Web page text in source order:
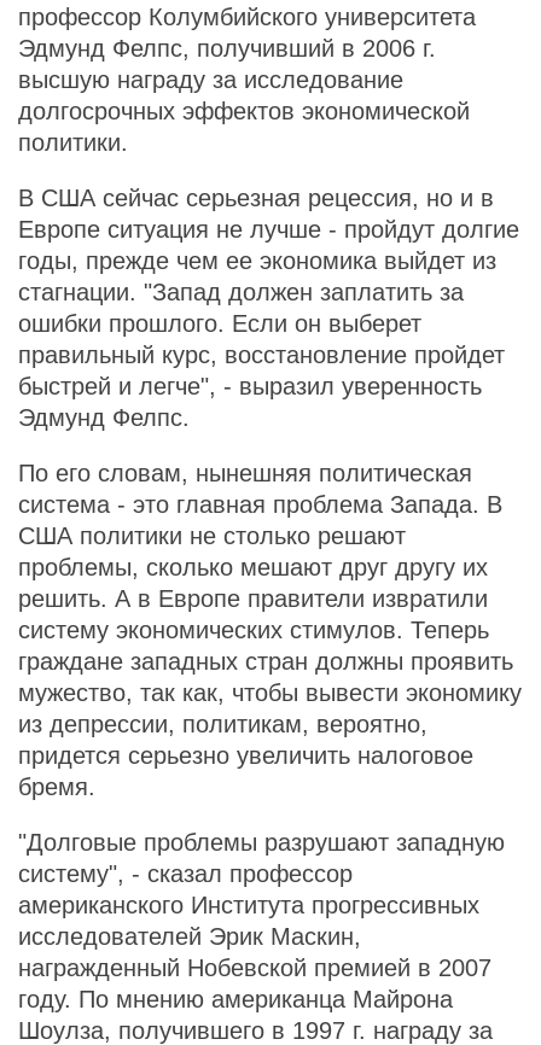
профессор Колумбийского университета
Эдмунд Фелпс, получивший в 2006 г.
высшую награду за исследование
долгосрочных эффектов экономической
политики.
В США сейчас серьезная рецессия, но и в
Европе ситуация не лучше - пройдут долгие
годы, прежде чем ее экономика выйдет из
стагнации. "Запад должен заплатить за
ошибки прошлого. Если он выберет
правильный курс, восстановление пройдет
быстрей и легче", - выразил уверенность
Эдмунд Фелпс.
По его словам, нынешняя политическая
система - это главная проблема Запада. В
США политики не столько решают
проблемы, сколько мешают друг другу их
решить. А в Европе правители извратили
систему экономических стимулов. Теперь
граждане западных стран должны проявить
мужество, так как, чтобы вывести экономику
из депрессии, политикам, вероятно,
придется серьезно увеличить налоговое
бремя.
"Долговые проблемы разрушают западную
систему", - сказал профессор
американского Института прогрессивных
исследователей Эрик Маскин,
награжденный Нобевской премией в 2007
году. По мнению американца Майрона
Шоулза, получившего в 1997 г. награду за